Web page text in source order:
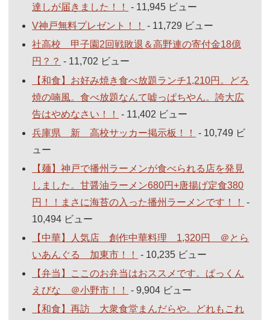
達しが届きました！！
- 11,945 ビュー
V神戸無料プレゼント！！
- 11,729 ビュー
社高校 甲子園2回戦敗退＆高野連の寄付金18億
円？？ - 11,702 ビュー
【和食】お好み焼き食べ放題ランチ1,210円。どろ
焼の喃風。食べ放題なんて嘘っぱちやん。誇大広
告はやめなさい！！
- 11,402 ビュー
兵庫県 新 高校サッカー掲示板！！
- 10,749 ビ
ュー
【麺】神戸で播州ラーメンが食べられる店を発見
しました。甘醤油ラーメン680円+唐揚げ定食380
円！！まさに海苔の入った播州ラーメンです！！
-
10,494 ビュー
【中華】人気店 創作中華料理 1,320円 ＠とら
いあんぐる 加東市！！
- 10,235 ビュー
【弁当】ここのお弁当はおススメです。ぱっくん
えびな ＠小野市！！
- 9,904 ビュー
【和食】再訪 大衆食堂まんだらや。どれもこれ